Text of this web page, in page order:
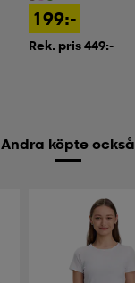
199:-
Rek. pris 449:-
Andra köpte också